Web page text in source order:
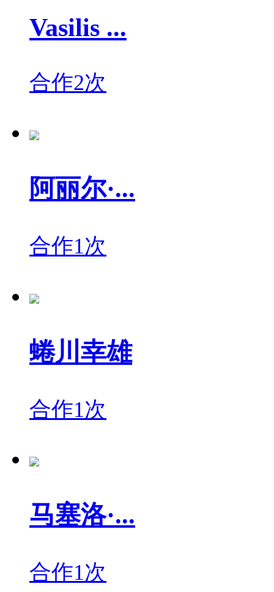
Vasilis ...
合作2次
阿丽尔·...
合作1次
蜷川幸雄
合作1次
马塞洛·...
合作1次